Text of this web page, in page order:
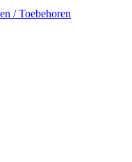
/ Toebehoren